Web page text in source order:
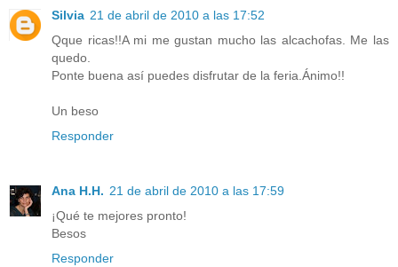
Silvia 21 de abril de 2010 a las 17:52
Qque ricas!!A mi me gustan mucho las alcachofas. Me las
quedo.
Ponte buena así puedes disfrutar de la feria.Ánimo!!
Un beso
Responder
Ana H.H. 21 de abril de 2010 a las 17:59
¡Qué te mejores pronto!
Besos
Responder